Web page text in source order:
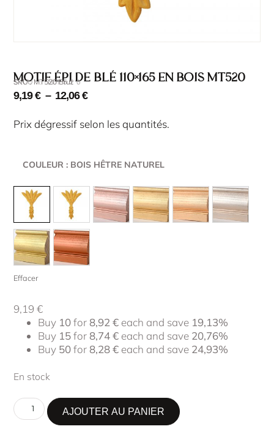
Motif épi de blé 110×165 en bois MT520
SKU : MT520
SKU : MT520 Brut
9,19€ – 12,06€
Prix dégressif selon les quantités.
COULEUR : BOIS HÊTRE NATUREL
Effacer
9,19€
Buy 10for 8,92€ each and save 19,13%
Buy 15for 8,74€ each and save 20,76%
Buy 50for 8,28€ each and save 24,93%
En stock
AJOUTER AU PANIER